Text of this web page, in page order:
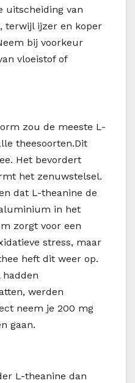
uitscheiding van
terwijl ijzer en koper
bij voorkeur
vloeistof of
zou de meeste L-
theesoorten.Dit
Het bevordert
het zenuwstelsel.
dat L-theanine de
in het
zorgt voor een
stress, maar
heft dit weer op.
hadden
werden
neem je 200 mg
gaan.
L-theanine dan